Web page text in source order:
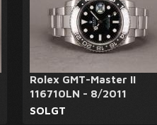
Rolex GMT-Master II
116710LN - 8/2011
SOLGT